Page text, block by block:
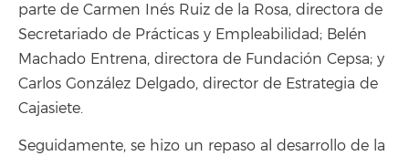
parte de Carmen Inés Ruiz de la Rosa, directora de
Secretariado de Prácticas y Empleabilidad; Belén
Machado Entrena, directora de Fundación Cepsa; y
Carlos González Delgado, director de Estrategia de
Cajasiete.
Seguidamente, se hizo un repaso al desarrollo de la